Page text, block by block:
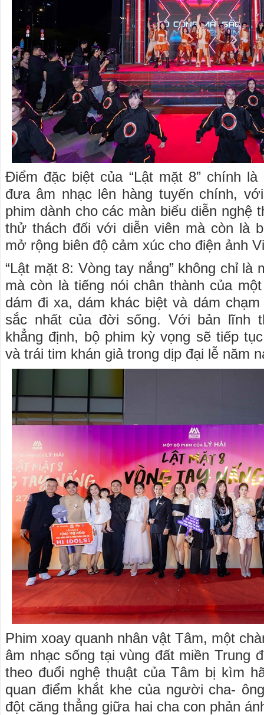
Điểm đặc biệt của “Lật mặt 8” chính
đưa âm nhạc lên hàng tuyến chính,
phim dành cho các màn biểu diễn nghệ
thử thách đối với diễn viên mà còn là
mở rộng biên độ cảm xúc cho điện ảnh
“Lật mặt 8: Vòng tay nắng” không chỉ là
mà còn là tiếng nói chân thành của
dám đi xa, dám khác biệt và dám
sắc nhất của đời sống. Với bản lĩnh
khẳng định, bộ phim kỳ vọng sẽ tiếp
và trái tim khán giả trong dịp đại lễ năm
Phim xoay quanh nhân vật Tâm, một
âm nhạc sống tại vùng đất miền Trung
theo đuổi nghệ thuật của Tâm bị kìm
quan điểm khắt khe của người cha-
đột căng thẳng giữa hai cha con phản